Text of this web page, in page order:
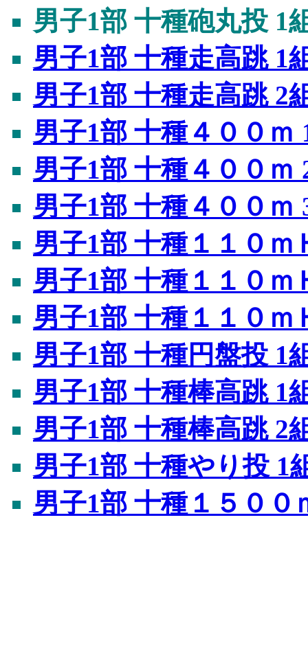
男子1部 十種砲丸投 1
男子1部 十種走高跳 1
男子1部 十種走高跳 2
男子1部 十種４００ｍ
男子1部 十種４００ｍ
男子1部 十種４００ｍ
男子1部 十種１１０ｍ
男子1部 十種１１０ｍ
男子1部 十種１１０ｍ
男子1部 十種円盤投 1
男子1部 十種棒高跳 1
男子1部 十種棒高跳 2
男子1部 十種やり投 1
男子1部 十種１５００